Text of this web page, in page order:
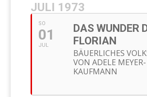
JULI 1973
SO
01
JUL
DAS WUNDER
FLORIAN
BÄUERLICHES
VON ADELE MEYER-
KAUFMANN